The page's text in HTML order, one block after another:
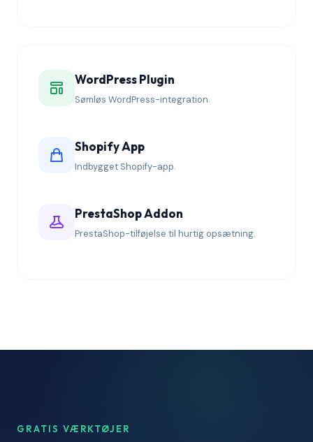
WordPress Plugin
Sømløs WordPress-integration.
Shopify App
Indbygget Shopify-app.
PrestaShop Addon
PrestaShop-tilføjelse til hurtig opsætning.
GRATIS VÆRKTØJER